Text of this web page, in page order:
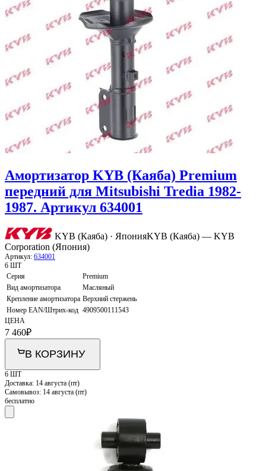
Амортизатор KYB (Каяба) Premium
передний для Mitsubishi Tredia 1982-
1987. Артикул 634001
KYB (Каяба) · ЯпонияKYB (Каяба) — KYB
Corporation (Япония)
Артикул: 634001
6 ШТ
Серия
Premium
Вид амортизатора
Масляный
Крепление амортизатора Верхний стержень
Номер EAN/Штрих-код 4909500111543
ЦЕНА
7 460₽
В КОРЗИНУ
6 ШТ
Доставка: 14 августа (пт)
Самовывоз: 14 августа (пт)
бесплатно